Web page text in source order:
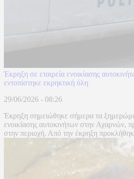
Έκρηξη σε εταιρεία ενοικίασης
εντοπίστηκε εκρηκτική ύλη
29/06/2026 - 08:26
Έκρηξη σημειώθηκε σήμερα τα
ενοικίασης αυτοκινήτων στην Αχαρνών,
στην περιοχή. Από την έκρηξη